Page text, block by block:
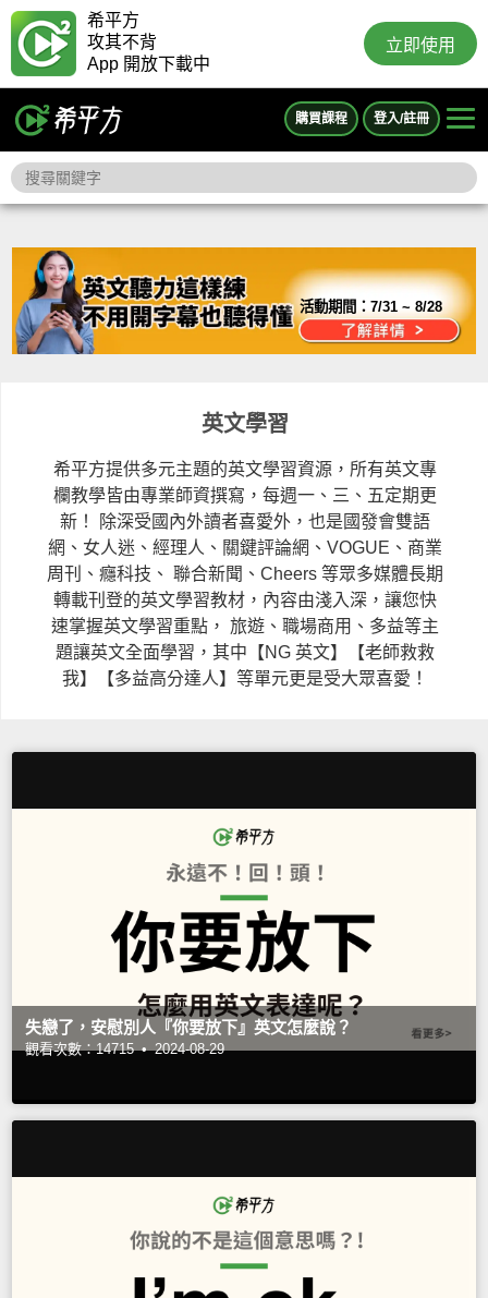
希平方
攻其不背
App 開放下載中
立即使用
購買課程 登入/註冊
活動期間：7/31 ~ 8/28
英文學習
希平方提供多元主題的英文學習資源，所有英文專
欄教學皆由專業師資撰寫，每週一、三、五定期更
新！
除深受國內外讀者喜愛外，也是國發會雙語
網、女人迷、經理人、關鍵評論網、VOGUE、商業
周刊、癮科技、 聯合新聞、Cheers 等眾多媒體長期
轉載刊登的英文學習教材，內容由淺入深，讓您快
速掌握英文學習重點， 旅遊、職場商用、多益等主
題讓英文全面學習，其中【NG 英文】【老師救救
我】【多益高分達人】等單元更是受大眾喜愛！
失戀了，安慰別人『你要放下』英文怎麼說？
觀看次數：14715 • 2024-08-29